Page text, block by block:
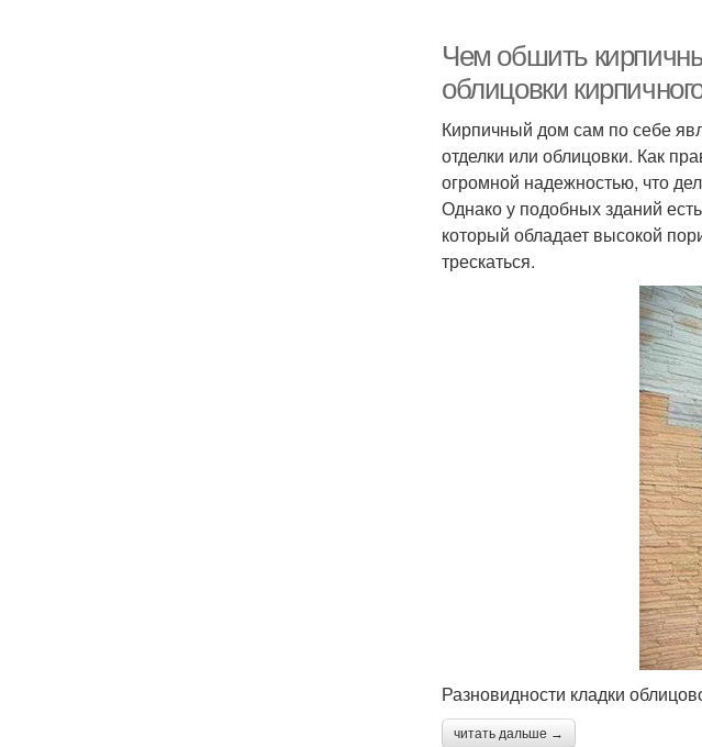
Чем обшить
облицовки
Кирпичный дом сам по себе
отделки или облицовки. Как
огромной надежностью, что
Однако у подобных зданий
который обладает высокой
трескаться.
Разновидности кладки
читать дальше →